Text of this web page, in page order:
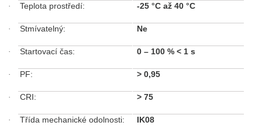
· Teplota prostředí: -25 °C až 40 °C
· Stmívatelný: Ne
· Startovací čas: 0 – 100 %< 1 s
· PF: >0,95
· CRI: >75
· Třída mechanické odolnosti: IK08